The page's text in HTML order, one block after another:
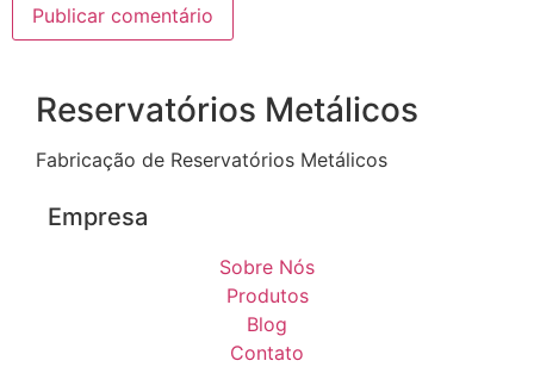
Reservatórios Metálicos
Fabricação de Reservatórios Metálicos
Empresa
Sobre Nós
Produtos
Blog
Contato